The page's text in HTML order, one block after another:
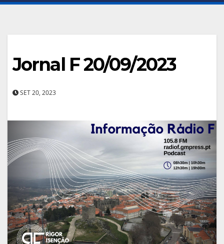
Jornal F 20/09/2023
SET 20, 2023